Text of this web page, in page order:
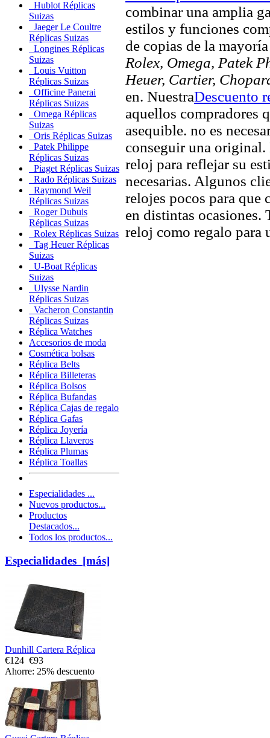
Hublot Réplicas
Suizas
Jaeger Le Coultre
Réplicas Suizas
Longines Réplicas
Suizas
Louis Vuitton
Réplicas Suizas
Officine Panerai
Réplicas Suizas
Omega Réplicas
Suizas
Oris Réplicas Suizas
Patek Philippe
Réplicas Suizas
Piaget Réplicas Suizas
Rado Réplicas Suizas
Raymond Weil
Réplicas Suizas
Roger Dubuis
Réplicas Suizas
Rolex Réplicas Suizas
Tag Heuer Réplicas
Suizas
U-Boat Réplicas
Suizas
Ulysse Nardin
Réplicas Suizas
Vacheron Constantin
Réplicas Suizas
Réplica Watches
Accesorios de moda
Cosmética bolsas
Réplica Belts
Réplica Billeteras
Réplica Bolsos
Réplica Bufandas
Réplica Cajas de regalo
Réplica Gafas
Réplica Joyería
Réplica Llaveros
Réplica Plumas
Réplica Toallas
Especialidades ...
Nuevos productos...
Productos
Destacados...
Todos los productos...
Especialidades [más]
Dunhill Cartera Réplica
€124 €93
Ahorre: 25% descuento
combinar una amplia
estilos y funciones
de copias de la
Rolex, Omega, Patek
Heuer, Cartier,
en. NuestraDescuento
aquellos compradores
asequible. no es
conseguir una
reloj para reflejar su
necesarias. Algunos
relojes pocos para que
en distintas ocasiones.
reloj como regalo para